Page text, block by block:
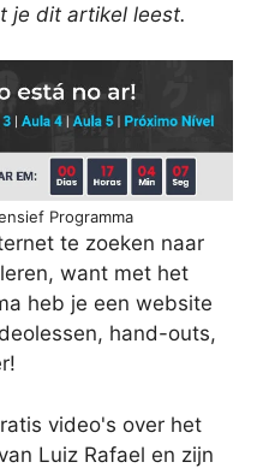
je dit artikel leest.
Programma
te zoeken naar
want met het
heb je een website
hand-outs,
video's over het
Luiz Rafael en zijn